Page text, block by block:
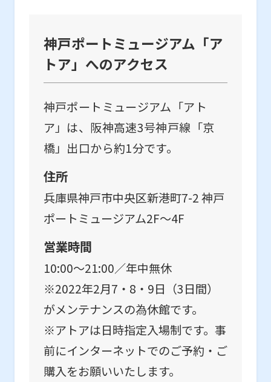
神戸ポートミュージアム「ア
トア」へのアクセス
神戸ポートミュージアム「アト
ア」は、阪神⾼速3号神戸線「京
橋」出口から約1分です。
住所
兵庫県神戸市中央区新港町7-2 神⼾
ポートミュージアム2F～4F
営業時間
10:00〜21:00／年中無休
※2022年2月7・8・9日（3日間）
がメンテナンスの為休館です。
※アトアは日時指定入場制です。事
前にインターネットでのご予約・ご
購入をお願いいたします。